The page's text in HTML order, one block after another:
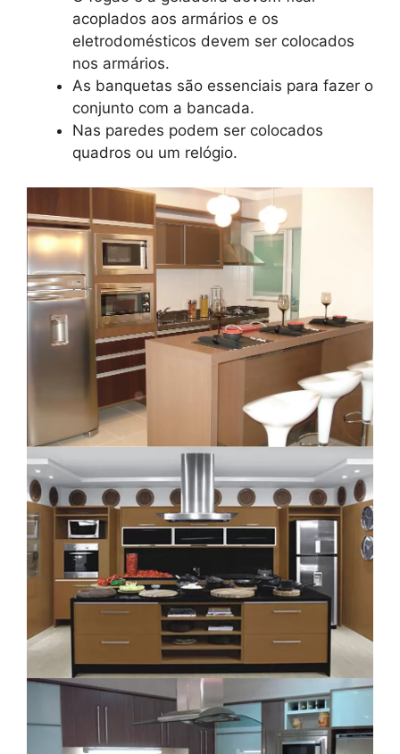
acoplados aos armários e os
eletrodomésticos devem ser colocados
nos armários.
As banquetas são essenciais para fazer o
conjunto com a bancada.
Nas paredes podem ser colocados
quadros ou um relógio.